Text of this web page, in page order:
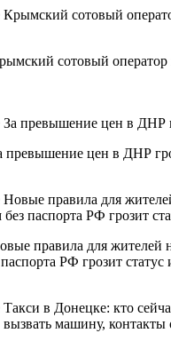
сотовый оператор
превышение цен в ДНР
правила для жителей
РФ грозит статус